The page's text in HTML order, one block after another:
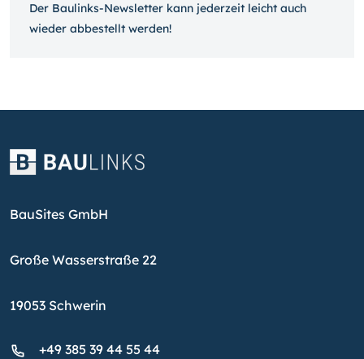
Der Baulinks-Newsletter kann jeder­zeit leicht auch
wieder ab­bestellt werden!
BauSites GmbH
Große Wasserstraße 22
19053 Schwerin
+49 385 39 44 55 44